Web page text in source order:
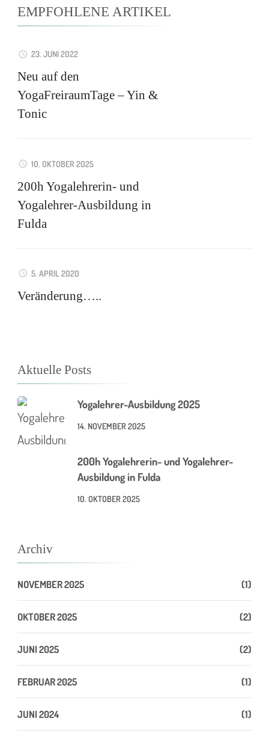
EMPFOHLENE ARTIKEL
23. JUNI 2022
Neu auf den
YogaFreiraumTage – Yin &
Tonic
10. OKTOBER 2025
200h Yogalehrerin- und
Yogalehrer-Ausbildung in
Fulda
5. APRIL 2020
Veränderung…..
Aktuelle Posts
Yogalehrer-Ausbildung 2025
14. NOVEMBER 2025
200h Yogalehrerin- und Yogalehrer-
Ausbildung in Fulda
10. OKTOBER 2025
Archiv
NOVEMBER 2025 (1)
OKTOBER 2025 (2)
JUNI 2025 (2)
FEBRUAR 2025 (1)
JUNI 2024 (1)